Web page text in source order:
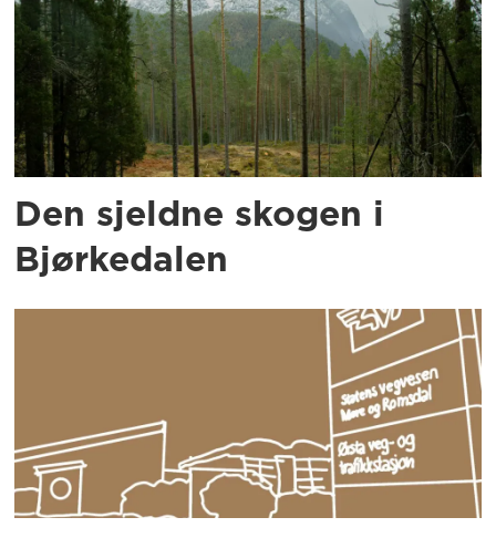
Den sjeldne skogen i
Bjørkedalen